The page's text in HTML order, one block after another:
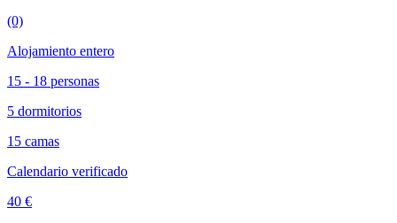
(0)
Alojamiento entero
15 - 18 personas
5 dormitorios
15 camas
Calendario verificado
40 €